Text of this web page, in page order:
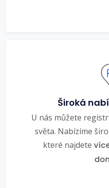
Široká
U nás můžete
světa. Nabízíme
které najdete